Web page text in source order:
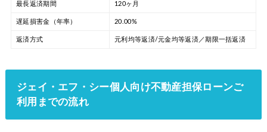
最長返済期間 120ヶ月
遅延損害金（年率） 20.00%
返済方式 元利均等返済/元金均等返済／期限一括返済
ジェイ・エフ・シー個人向け不動産担保ローンご
利用までの流れ